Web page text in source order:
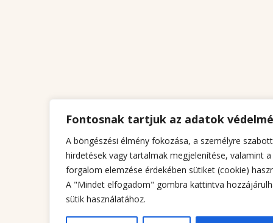
Fontosnak tartjuk az adatok
A böngészési élmény fokozása, a személyre szabott
hirdetések vagy tartalmak megjelenítése, valamint a
forgalom elemzése érdekében sütiket (cookie)
A "Mindet elfogadom" gombra kattintva
sütik használatához.